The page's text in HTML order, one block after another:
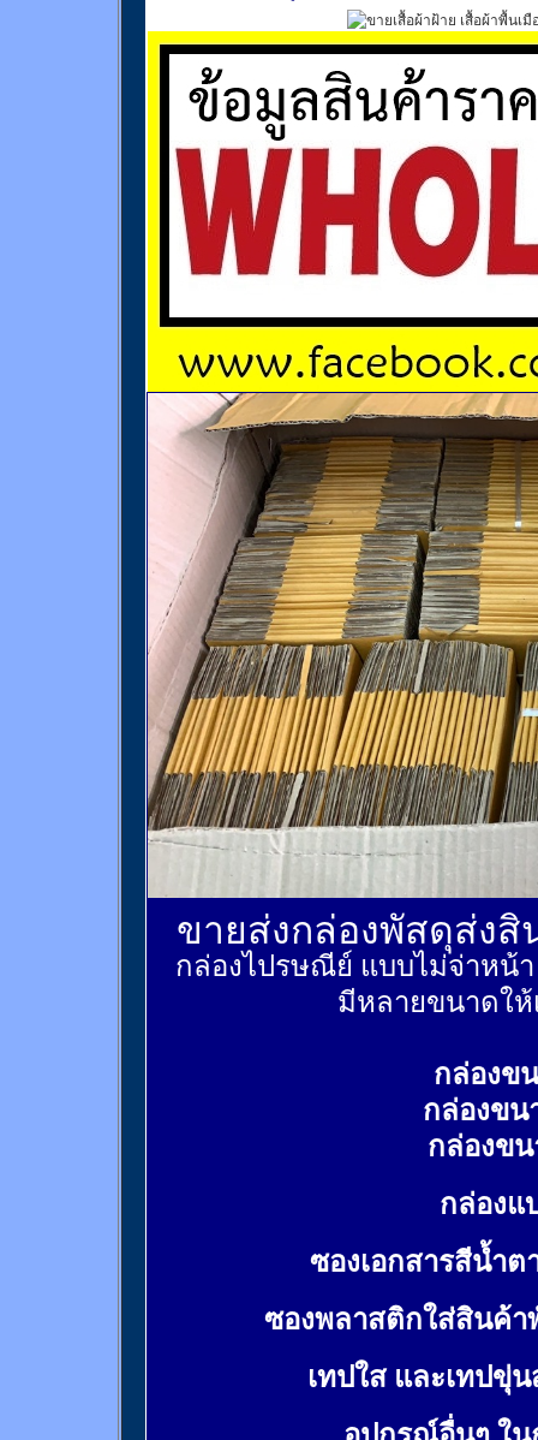
ขายส่งกล่องพัสดุส่ง
กล่องไปรษณีย์ แบบไม่จ่าหน้
มีหลายขนาดให้
กล่องข
กล่องขน
กล่องข
กล่องแ
ซองเอกสารสีน้ำต
ซองพลาสติกใส่สินค้า
เทปใส และเทปขุ่